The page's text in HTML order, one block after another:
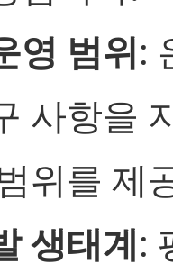
영 범위:
사항을
위를 제
생태계: